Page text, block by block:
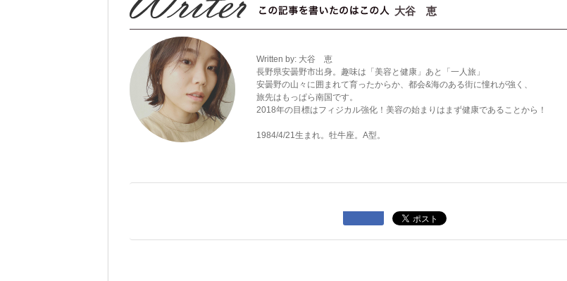
大谷 恵
Written by: 大谷 恵
長野県安曇野市出身。趣味は「美容と健康」あと「一人旅」
安曇野の山々に囲まれて育ったからか、都会&海のある街に憧れが強く、
旅先はもっぱら南国です。
2018年の目標はフィジカル強化！美容の始まりはまず健康であることから！
1984/4/21生まれ。牡牛座。A型。